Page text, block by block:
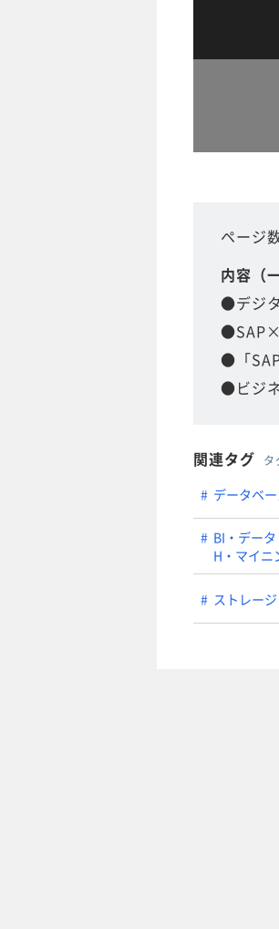
ページ
内容（
●デジ
●SAP×
●「
●ビジ
関連タグ タ
データベー
BI・デー
H・マイニ
ストレージ